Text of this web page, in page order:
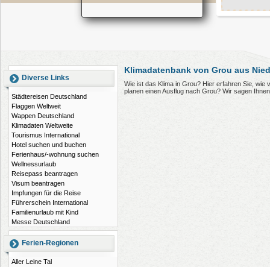
Diverse Links
Städtereisen Deutschland
Flaggen Weltweit
Wappen Deutschland
Klimadaten Weltweite
Tourismus International
Hotel suchen und buchen
Ferienhaus/-wohnung suchen
Wellnessurlaub
Reisepass beantragen
Visum beantragen
Impfungen für die Reise
Führerschein International
Familienurlaub mit Kind
Messe Deutschland
Ferien-Regionen
Aller Leine Tal
Klimadatenbank von Grou aus
Wie ist das Klima in Grou? Hier erfahren Sie, wie
planen einen Ausflug nach Grou? Wir sagen